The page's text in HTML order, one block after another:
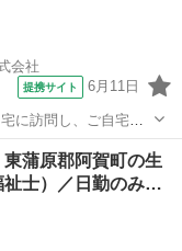
会社
提携サイト 6月11日
に訪問し、ご自宅で
お仕事です。もちろ
東蒲原郡阿賀町の生
祉士）／日勤のみ…